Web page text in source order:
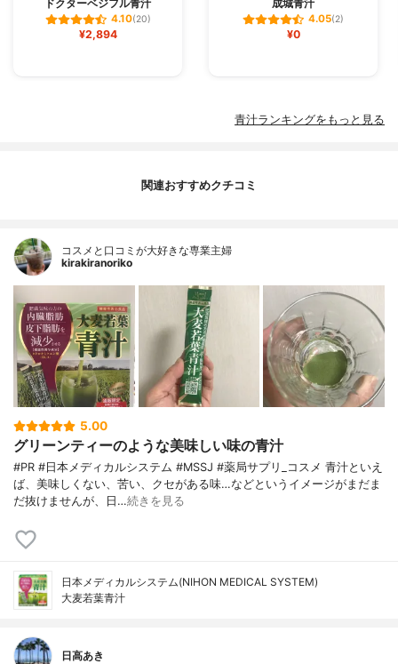
ドクターベジフル青汁
4.10(20)
¥2,894
成城青汁
4.05(2)
¥0
青汁ランキングをもっと見る
関連おすすめクチコミ
コスメと口コミが大好きな専業主婦
kirakiranoriko
5.00
グリーンティーのような美味しい味の青汁
#PR #日本メディカルシステム #MSSJ #薬局サプリ_コスメ 青汁といえ
ば、美味しくない、苦い、クセがある味…などというイメージがまだま
だ抜けませんが、日…続きを見る
日本メディカルシステム(NIHON MEDICAL SYSTEM)
大麦若葉青汁
日高あき